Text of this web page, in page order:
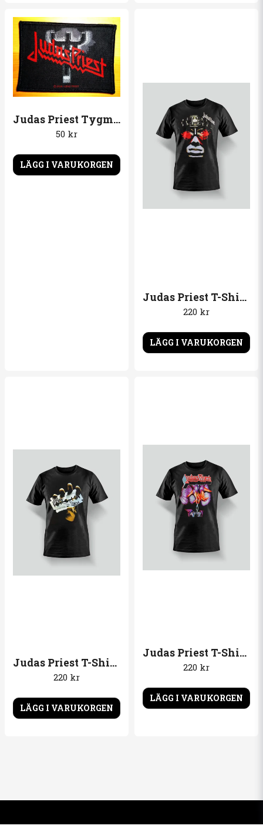
Judas Priest Tygmärke Logo och kors
50 kr
LÄGG I VARUKORGEN
Judas Priest T-Shirt Killing Machine
220 kr
LÄGG I VARUKORGEN
Judas Priest T-Shirt British Steel
220 kr
LÄGG I VARUKORGEN
Judas Priest T-Shirt Bondage
220 kr
LÄGG I VARUKORGEN